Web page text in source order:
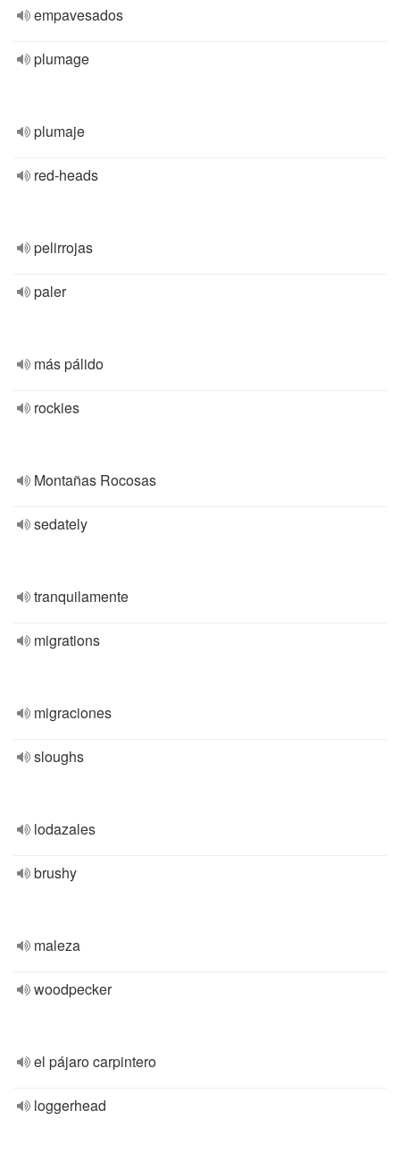
empavesados
plumage
plumaje
red-heads
pelirrojas
paler
más pálido
rockies
Montañas Rocosas
sedately
tranquilamente
migrations
migraciones
sloughs
lodazales
brushy
maleza
woodpecker
el pájaro carpintero
loggerhead